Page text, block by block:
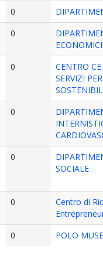
0
0
0
CENTRO
SERVIZI
0
0
SOCIALE
0
Centro di
0 POLO